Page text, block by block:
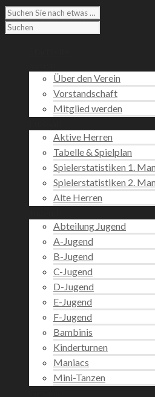
Über den Verein
Vorstandschaft
Mitglied werden
Aktive Herren
Tabelle & Spielplan
Spielerstatistiken 1.
Spielerstatistiken 2.
Alte Herren
Abteilung Jugend
A-Jugend
B-Jugend
C-Jugend
D-Jugend
E-Jugend
F-Jugend
Bambinis
Kinderturnen
Maniacs
Mini-Tanzen